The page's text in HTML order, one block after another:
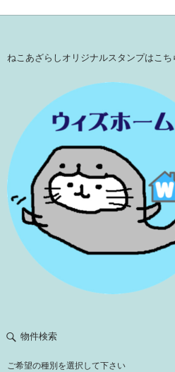
ねこあざらしオリジナルスタンプはこ
物件検索
ご希望の種別を選択して下さい